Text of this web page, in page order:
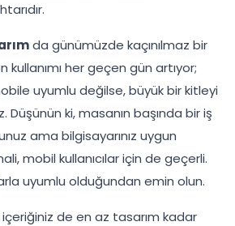
da günümüzde kaçınılmaz bir
kullanımı her geçen gün artıyor;
uyumlu değilse, büyük bir kitleyi
ki, masanın başında bir iş
ama bilgisayarınız uygun
mobil kullanıcılar için de geçerli.
uyumlu olduğundan emin olun.
içeriğiniz de en az tasarım kadar